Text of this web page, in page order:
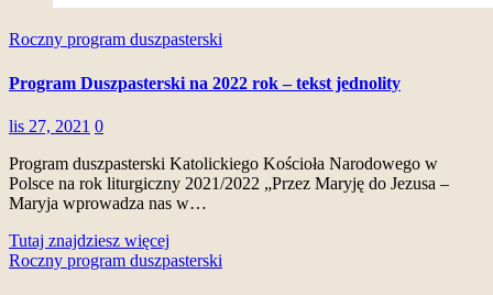
Roczny program duszpasterski
Program Duszpasterski na 2022 rok – tekst jednolity
lis 27, 2021 0
Program duszpasterski Katolickiego Kościoła Narodowego w
Polsce na rok liturgiczny 2021/2022 „Przez Maryję do Jezusa –
Maryja wprowadza nas w…
Tutaj znajdziesz więcej
Roczny program duszpasterski